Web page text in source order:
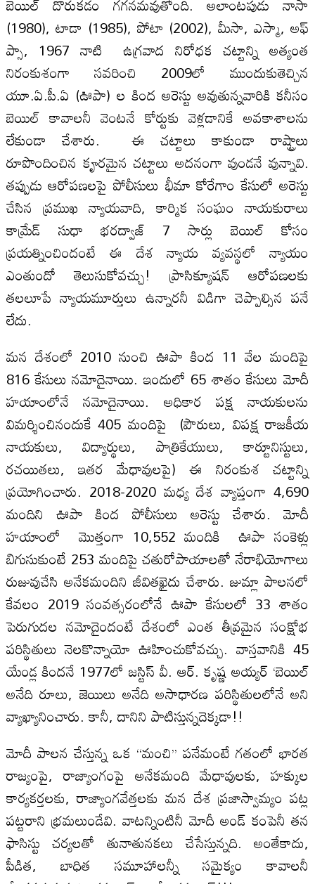
(1980), టాడా (1985), పోటా (2002), మీసా, ఎస్మా, అఫ్
ప్సా, 1967 నాటి ఉగ్రవాద నిరోధక చట్టాన్ని అత్యంత
నిరంకుశంగా సవరించి 2009లో ముందుకుతెచ్చిన
యూ.ఏ.పీ.ఏ (ఊపా) ల కింద అరెస్టు అవుతున్నవారికి కనీసం
బెయిల్ కావాలనీ వెంటనే కోర్టుకు వెళ్లడానికే అవకాశాలను
లేకుండా చేశారు. ఈ చట్టాలు కాకుండా రాష్ట్రాలు
రూపొందించిన కౄరమైన చట్టాలు అదనంగా వుండనే వున్నావి.
తప్పుడు ఆరోపణలపై పోలీసులు భీమా కోరేగాం కేసులో అరెస్టు
చేసిన ప్రముఖ న్యాయవాది, కార్మిక సంఘం నాయకురాలు
కామ్రేడ్ సుధా భరద్వాజ్ 7 సార్లు బెయిల్ కోసం
ప్రయత్నించిందంటే ఈ దేశ న్యాయ వ్యవస్థలో న్యాయం
ఎంతుందో తెలుసుకోవచ్చు! ప్రాసిక్యూషన్ ఆరోపణలకు
తలలూపే న్యాయమూర్తులు ఉన్నారనీ విడిగా చెప్పాల్సిన పనే
లేదు.
మన దేశంలో 2010 నుంచి ఊపా కింద 11 వేల మందిపై
816 కేసులు నమోదైనాయి. ఇందులో 65 శాతం కేసులు మోదీ
హయాంలోనే నమోదైనాయి. అధికార పక్ష నాయకులను
విమర్శించినందుకే 405 మందిపై (పౌరులు, విపక్ష రాజకీయ
నాయకులు, విద్యార్థులు, పాత్రికేయులు, కార్టూనిస్టులు,
రచయితలు, ఇతర మేధావులపై) ఈ నిరంకుశ చట్టాన్ని
ప్రయోగించారు. 2018-2020 మధ్య దేశ వ్యాప్తంగా 4,690
మందిని ఊపా కింద పోలీసులు అరెస్టు చేశారు. మోదీ
హయాంలో మొత్తంగా 10,552 మందికి ఊపా సంకెళ్లు
బిగుసుకుంటే 253 మందిపై చతురోపాయాలతో నేరాభియోగాలు
రుజువుచేసి అనేకమందిని జీవితఖైదు చేశారు. జుమ్లా పాలనలో
కేవలం 2019 సంవత్సరంలోనే ఊపా కేసులలో 33 శాతం
పెరుగుదల నమోదైందంటే దేశంలో ఎంత తీవ్రమైన సంక్షోభ
పరిస్థితులు నెలకొన్నాయో ఊహించుకోవచ్చు. వాస్తవానికి 45
యేండ్ల కిందనే 1977లో జస్టిస్ వీ. ఆర్. కృష్ణ అయ్యర్ ‘బెయిల్
అనేది రూలు, జెయిలు అనేది అసాధారణ పరిస్థితులలోనే అని
వ్యాఖ్యానించారు. కానీ, దానిని పాటిస్తున్నదెక్కడా!!
మోదీ పాలన చేస్తున్న ఒక ‘‘మంచి’’ పనేమంటే గతంలో భారత
రాజ్యంపై, రాజ్యాంగంపై అనేకమంది మేధావులకు, హక్కుల
కార్యకర్తలకు, రాజ్యాంగవేత్తలకు మన దేశ ప్రజాస్వామ్యం పట్ల
పట్టరాని భ్రమలుండేవి. వాటన్నింటినీ మోదీ అండ్ కంపెనీ తన
ఫాసిస్టు చర్యలతో తునాతునకలు చేసేస్తున్నది. అంతేకాదు,
పీడిత, బాధిత సమూహాలన్నీ సమైక్యం కావాలనీ